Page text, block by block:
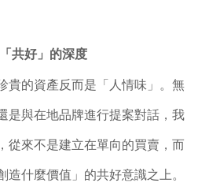
共好」的深度
貴的資產反而是「人情味」。無
是與在地品牌進行提案對話，我
從來不是建立在單向的買賣，而
造什麼價值」的共好意識之上。